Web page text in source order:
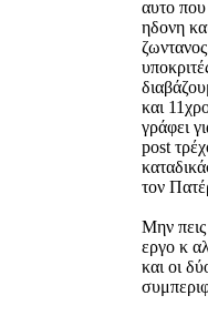
αυτο που
ηδονη
και
γράφει
post
τον
Μην πεις
εργο κ
και οι